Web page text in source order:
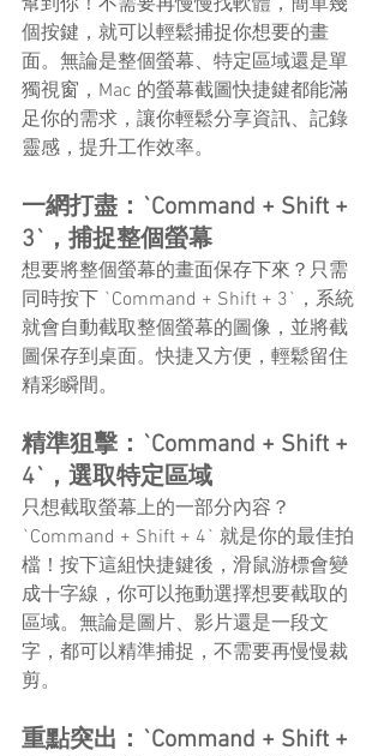
個按鍵，就可以輕鬆捕捉你想要的畫
面。無論是整個螢幕、特定區域還是單
獨視窗，Mac 的螢幕截圖快捷鍵都能滿
足你的需求，讓你輕鬆分享資訊、記錄
靈感，提升工作效率。
一網打盡：`Command + Shift +
3`，捕捉整個螢幕
想要將整個螢幕的畫面保存下來？只需
同時按下 `Command + Shift + 3`，系統
就會自動截取整個螢幕的圖像，並將截
圖保存到桌面。快捷又方便，輕鬆留住
精彩瞬間。
精準狙擊：`Command + Shift +
4`，選取特定區域
只想截取螢幕上的一部分內容？
`Command + Shift + 4` 就是你的最佳拍
檔！按下這組快捷鍵後，滑鼠游標會變
成十字線，你可以拖動選擇想要截取的
區域。無論是圖片、影片還是一段文
字，都可以精準捕捉，不需要再慢慢裁
剪。
重點突出：`Command + Shift +